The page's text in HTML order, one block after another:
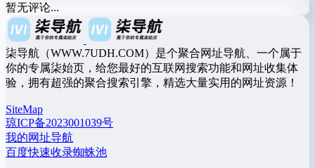
暂无评论...
柒导航（WWW.7UDH.COM）是个聚合网址导航、一个属于
你的专属柒始页，给您最好的互联网搜索功能和网址收集体
验，拥有超强的聚合搜索引擎，精选大量实用的网址资源！
SiteMap
琼ICP备2023001039号
我的网址导航
百度快速收录蜘蛛池